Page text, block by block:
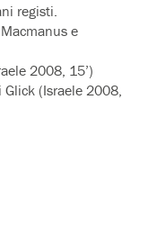
registi.
e
2008, 15’)
(Israele 2008,